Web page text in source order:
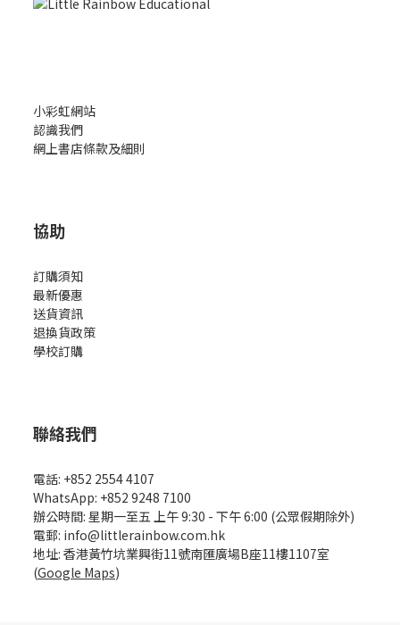
小彩虹網站
認識我們
網上書店條款及細則
協助
訂購須知
最新優惠
送貨資訊
退換貨政策
學校訂購
聯絡我們
電話: +852 2554 4107
WhatsApp: +852 9248 7100
辦公時間: 星期一至五 上午 9:30 - 下午 6:00 (公眾假期除外)
電郵: info@littlerainbow.com.hk
地址: 香港黃竹坑業興街11號南匯廣場B座11樓1107室
(Google Maps)